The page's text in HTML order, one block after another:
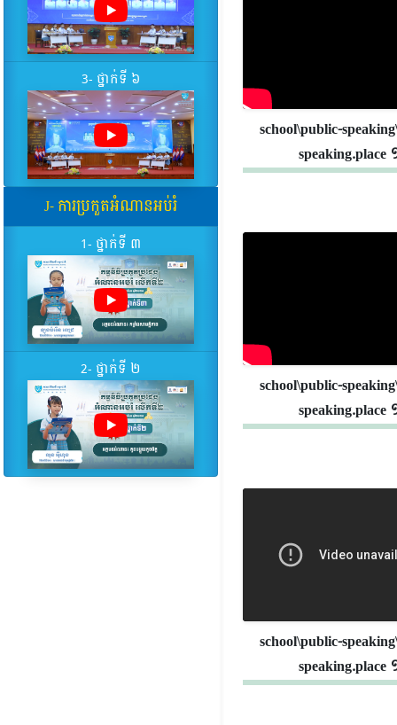
3- ថ្នាក់ទី ៦
J- ការប្រកួតអំណានអប់រំ
1- ថ្នាក់ទី ៣
2- ថ្នាក់ទី ២
school\public-
speaking.place
school\public-
speaking.place
school\public-
speaking.place